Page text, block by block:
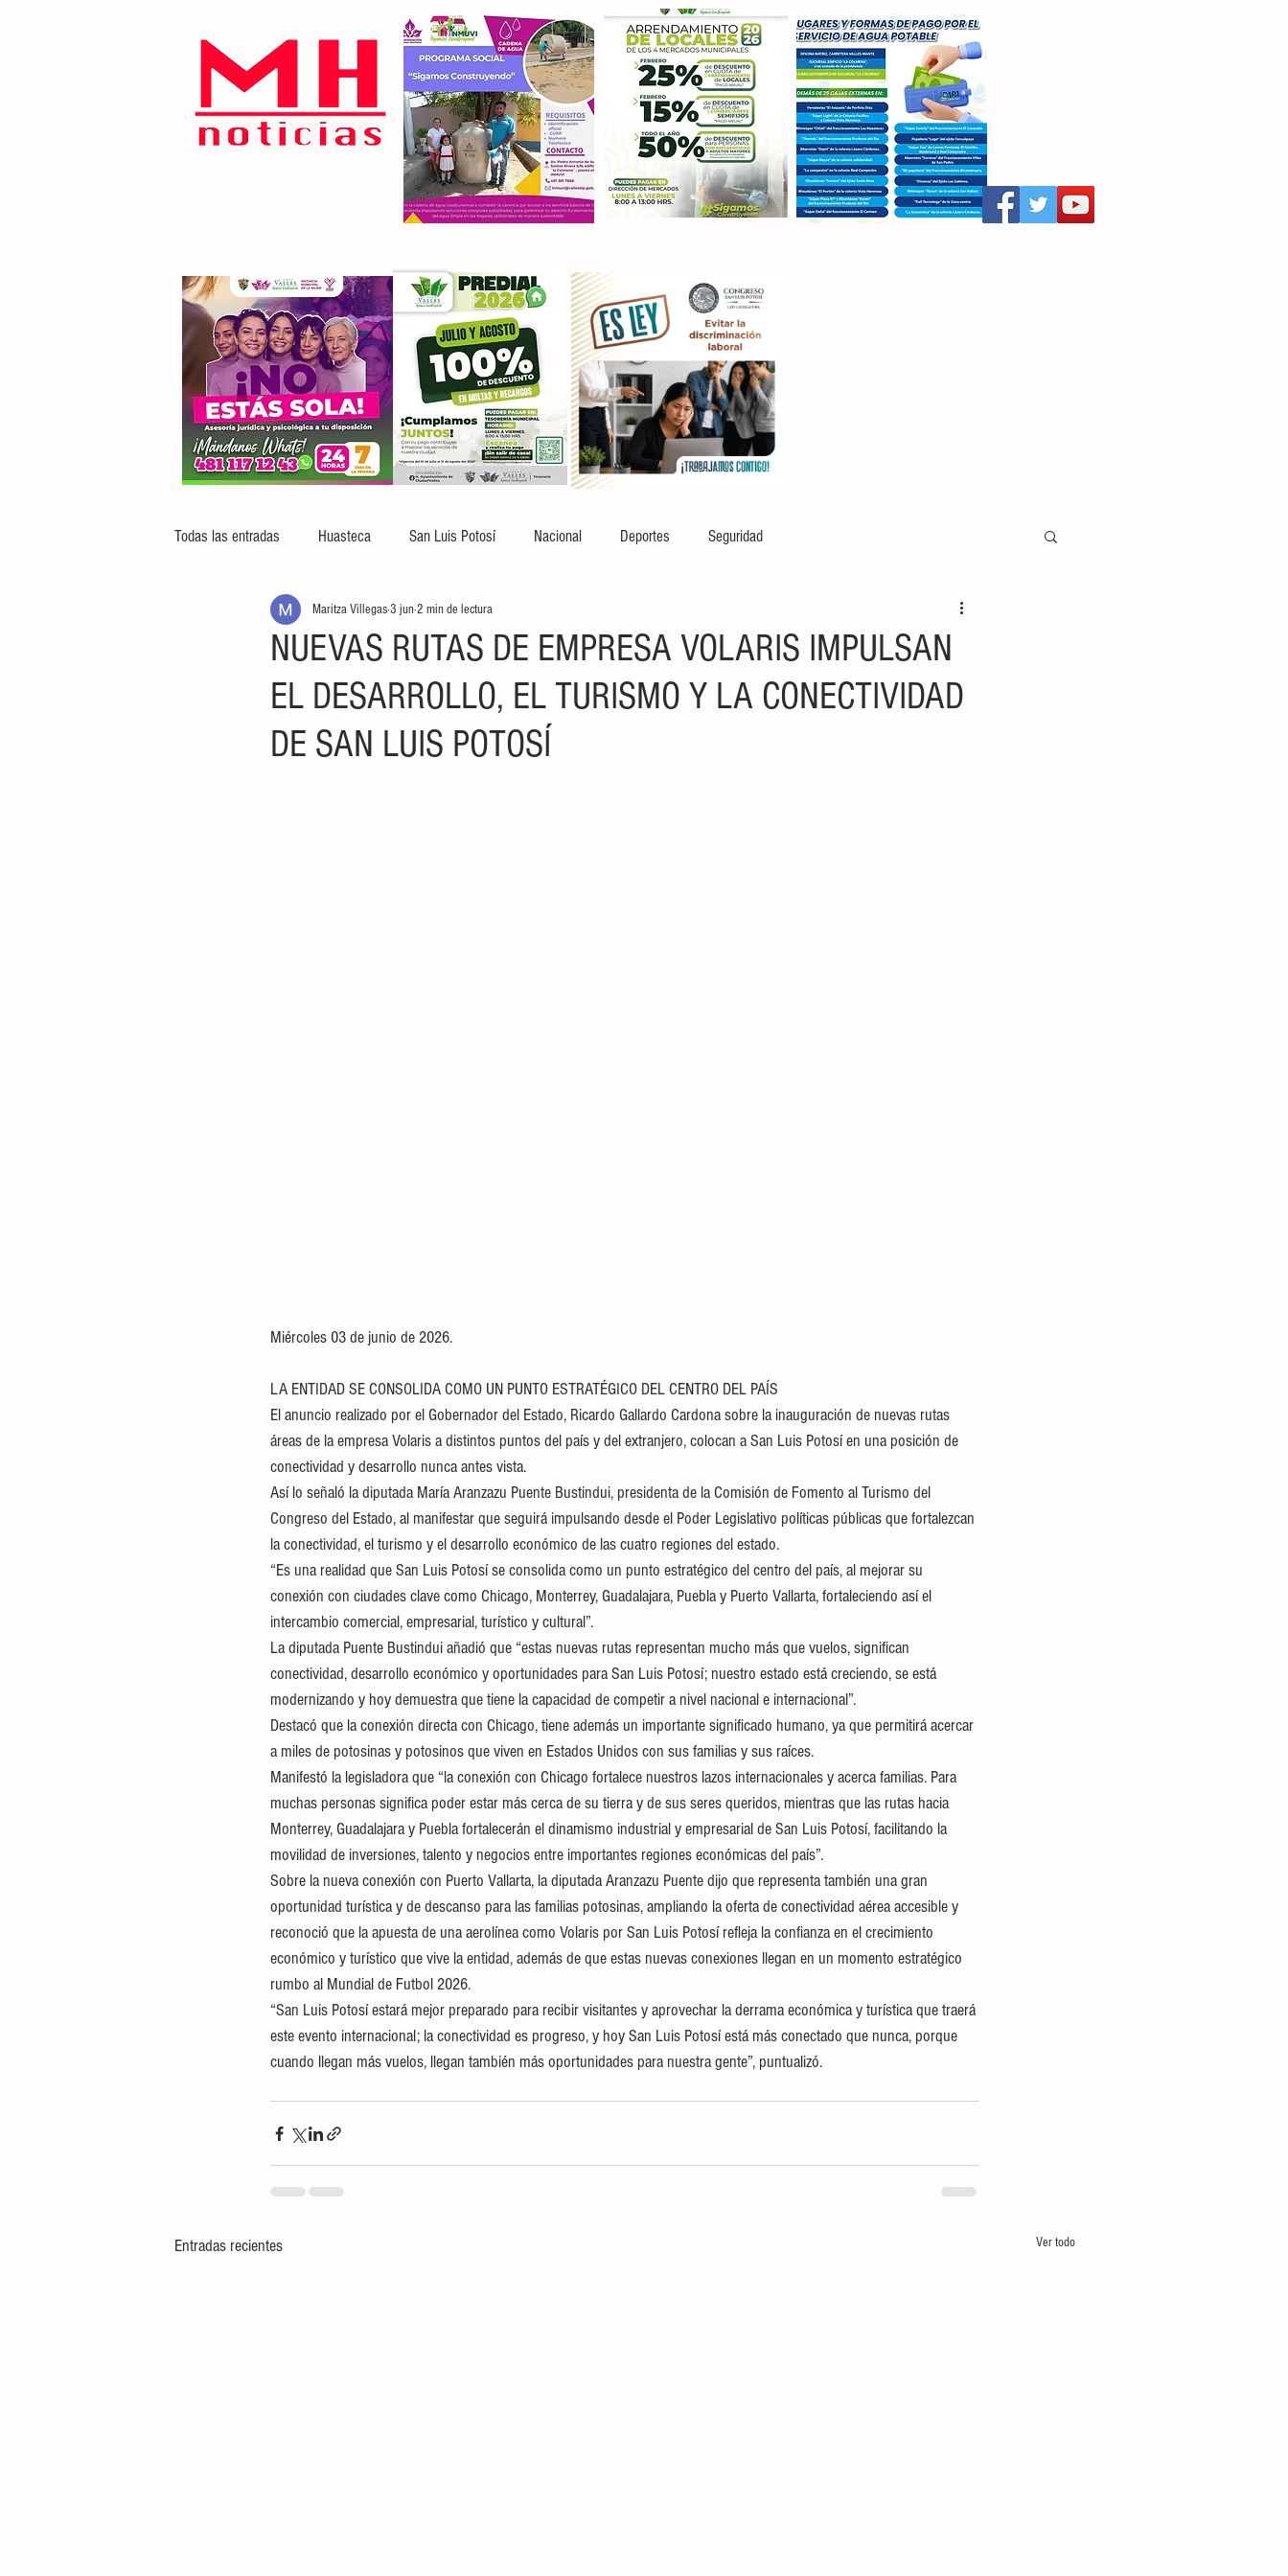
Todas las entradas Huasteca San Luis Potosí Nacional Deportes Seguridad
NUEVAS RUTAS DE EMPRESA VOLARIS IMPULSAN
EL DESARROLLO, EL TURISMO Y LA CONECTIVIDAD
DE SAN LUIS POTOSÍ
Maritza Villegas3 jun2 min de lectura
Miércoles 03 de junio de 2026.
LA ENTIDAD SE CONSOLIDA COMO UN PUNTO ESTRATÉGICO DEL CENTRO DEL PAÍS
El anuncio realizado por el Gobernador del Estado, Ricardo Gallardo Cardona sobre la inauguración de nuevas rutas
áreas de la empresa Volaris a distintos puntos del país y del extranjero, colocan a San Luis Potosí en una posición de
conectividad y desarrollo nunca antes vista.
Así lo señaló la diputada María Aranzazu Puente Bustindui, presidenta de la Comisión de Fomento al Turismo del
Congreso del Estado, al manifestar que seguirá impulsando desde el Poder Legislativo políticas públicas que fortalezcan
la conectividad, el turismo y el desarrollo económico de las cuatro regiones del estado.
“Es una realidad que San Luis Potosí se consolida como un punto estratégico del centro del país, al mejorar su
conexión con ciudades clave como Chicago, Monterrey, Guadalajara, Puebla y Puerto Vallarta, fortaleciendo así el
intercambio comercial, empresarial, turístico y cultural”.
La diputada Puente Bustindui añadió que “estas nuevas rutas representan mucho más que vuelos, significan
conectividad, desarrollo económico y oportunidades para San Luis Potosí; nuestro estado está creciendo, se está
modernizando y hoy demuestra que tiene la capacidad de competir a nivel nacional e internacional”.
Destacó que la conexión directa con Chicago, tiene además un importante significado humano, ya que permitirá acercar
a miles de potosinas y potosinos que viven en Estados Unidos con sus familias y sus raíces.
Manifestó la legisladora que “la conexión con Chicago fortalece nuestros lazos internacionales y acerca familias. Para
muchas personas significa poder estar más cerca de su tierra y de sus seres queridos, mientras que las rutas hacia
Monterrey, Guadalajara y Puebla fortalecerán el dinamismo industrial y empresarial de San Luis Potosí, facilitando la
movilidad de inversiones, talento y negocios entre importantes regiones económicas del país”.
Sobre la nueva conexión con Puerto Vallarta, la diputada Aranzazu Puente dijo que representa también una gran
oportunidad turística y de descanso para las familias potosinas, ampliando la oferta de conectividad aérea accesible y
reconoció que la apuesta de una aerolínea como Volaris por San Luis Potosí refleja la confianza en el crecimiento
económico y turístico que vive la entidad, además de que estas nuevas conexiones llegan en un momento estratégico
rumbo al Mundial de Futbol 2026.
“San Luis Potosí estará mejor preparado para recibir visitantes y aprovechar la derrama económica y turística que traerá
este evento internacional; la conectividad es progreso, y hoy San Luis Potosí está más conectado que nunca, porque
cuando llegan más vuelos, llegan también más oportunidades para nuestra gente”, puntualizó.
Entradas recientes Ver todo